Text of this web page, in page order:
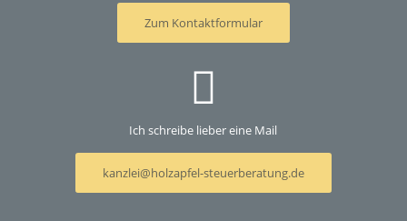
Zum Kontaktformular
Ich schreibe lieber eine Mail
kanzlei@holzapfel-steuerberatung.de